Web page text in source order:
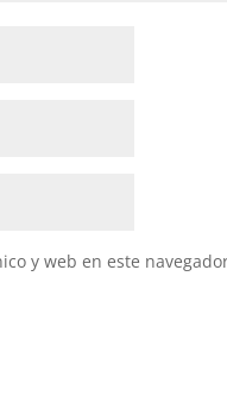
y web en este